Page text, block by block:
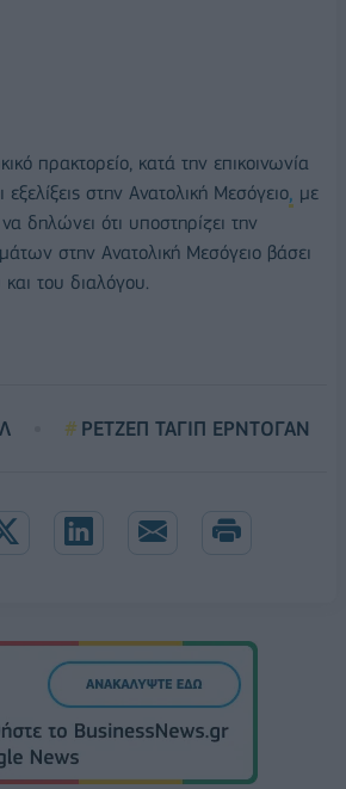
πρακτορείο, κατά την επικοινωνία
στην Ανατολική Μεσόγειο, με
δηλώνει ότι υποστηρίζει την
στην Ανατολική Μεσόγειο βάσει
και του διαλόγου.
ΡΕΤΖΕΠ ΤΑΓΙΠ ΕΡΝΤΟΓΑΝ